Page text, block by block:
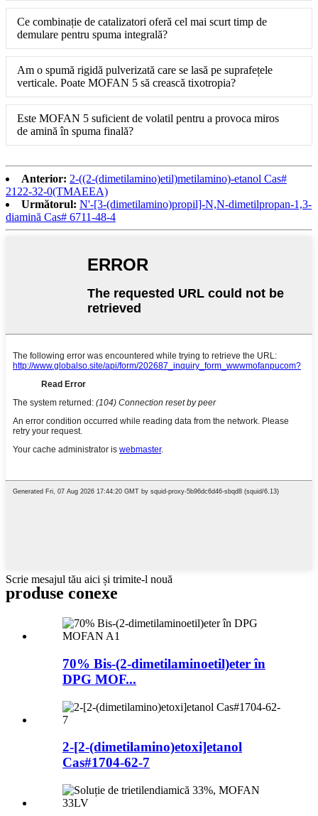
Ce combinație de catalizatori oferă cel mai scurt timp de
demulare pentru spuma integrală?
Am o spumă rigidă pulverizată care se lasă pe suprafețele
verticale. Poate MOFAN 5 să crească tixotropia?
Este MOFAN 5 suficient de volatil pentru a provoca miros
de amină în spuma finală?
Anterior: 2-((2-(dimetilamino)etil)metilamino)-etanol Cas#
2122-32-0(TMAEEA)
Următorul: N'-[3-(dimetilamino)propil]-N,N-dimetilpropan-1,3-
diamină Cas# 6711-48-4
Scrie mesajul tău aici și trimite-l nouă
produse conexe
70% Bis-(2-dimetilaminoetil)eter în
DPG MOF...
2-[2-(dimetilamino)etoxi]etanol
Cas#1704-62-7